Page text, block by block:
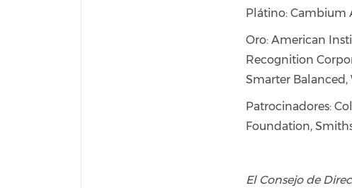
Plátino: Cambium
Oro: American
Recognition
Smarter Balanced,
Patrocinadores:
Foundation,
El Consejo de